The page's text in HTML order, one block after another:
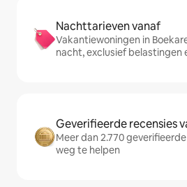
Nachttarieven vanaf
Vakantiewoningen in
nacht, exclusief belastingen
Geverifieerde recensies
Meer dan 2.770
weg te helpen